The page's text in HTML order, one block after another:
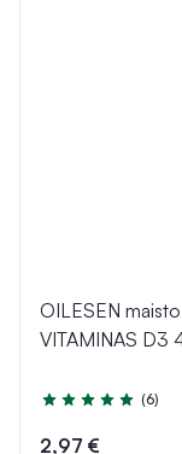
OILESEN
VITAMINAS D3
Įvertinimas 4.8 iš 5
(6)
2,97 €